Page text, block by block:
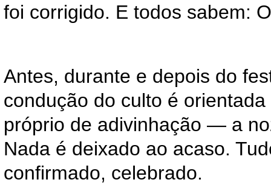
foi corrigido. E todos sabem:
Antes, durante e depois do
condução do culto é
próprio de adivinhação — a
Nada é deixado ao acaso.
confirmado, celebrado.